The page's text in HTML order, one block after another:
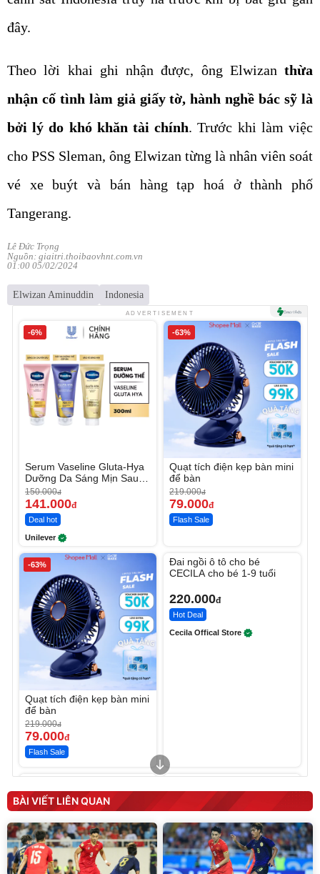
đây.
Theo lời khai ghi nhận được, ông Elwizanthừa
nhận cố tình làm giả giấy tờ, hành nghề bác sỹ là
bởi lý do khó khăn tài chính. Trước khi làm việc
cho PSS Sleman, ông Elwizan từng là nhân viên soát
vé xe buýt và bán hàng tạp hoá ở thành phố
Tangerang.
Lê Đức Trọng
Nguồn: giaitri.thoibaovhnt.com.vn
01:00 05/02/2024
Elwizan Aminuddin Indonesia
ADVERTISEMENT
-6%
Serum Vaseline Gluta-Hya
Dưỡng Da Sáng Mịn Sau 7
Ngày
150.000đ
141.000đ
Deal hot
Unilever
-63%
Quạt tích điện kẹp bàn mini
để bàn
219.000đ
79.000đ
Flash Sale
-63%
Quạt tích điện kẹp bàn mini
để bàn
219.000đ
79.000đ
Flash Sale
Đai ngồi ô tô cho bé
CECILA cho bé 1-9 tuổi
220.000đ
Hot Deal
Cecila Offical Store
tức thì Vaseline Body
190.000
138.330đ
Discount
D2-001 - Thông Minh
3.000.000
2.200.000đ
Flash Sale
Unmute
BÀI VIẾT LIÊN QUAN